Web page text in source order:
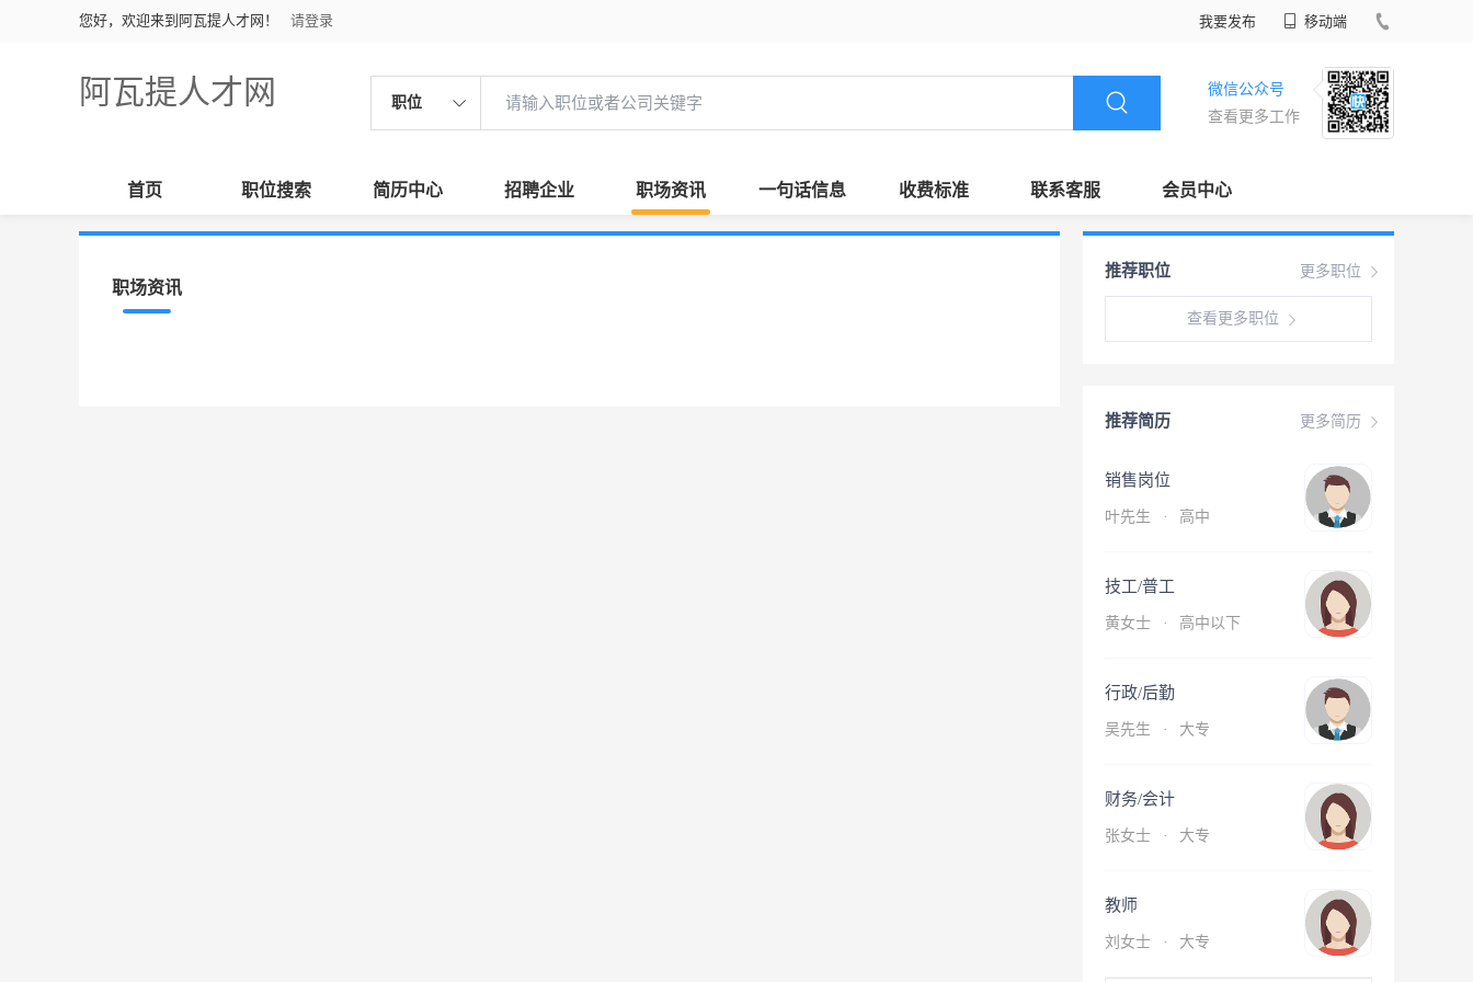
您好，欢迎来到阿瓦提人才网！ 请登录 我要发布 移动端
阿瓦提人才网 职位
微信公众号
查看更多工作
首页 职位搜索 简历中心 招聘企业 职场资讯 一句话信息 收费标准 联系客服 会员中心
职场资讯
更多职位
推荐职位
查看更多职位
更多简历
推荐简历
销售岗位
叶先生 · 高中
技工/普工
黄女士 · 高中以下
行政/后勤
吴先生 · 大专
财务/会计
张女士 · 大专
教师
刘女士 · 大专